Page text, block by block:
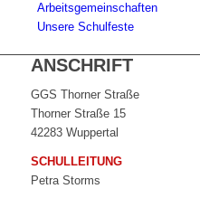
Arbeitsgemeinschaften
Unsere Schulfeste
ANSCHRIFT
GGS Thorner Straße
Thorner Straße 15
42283 Wuppertal
SCHULLEITUNG
Petra Storms